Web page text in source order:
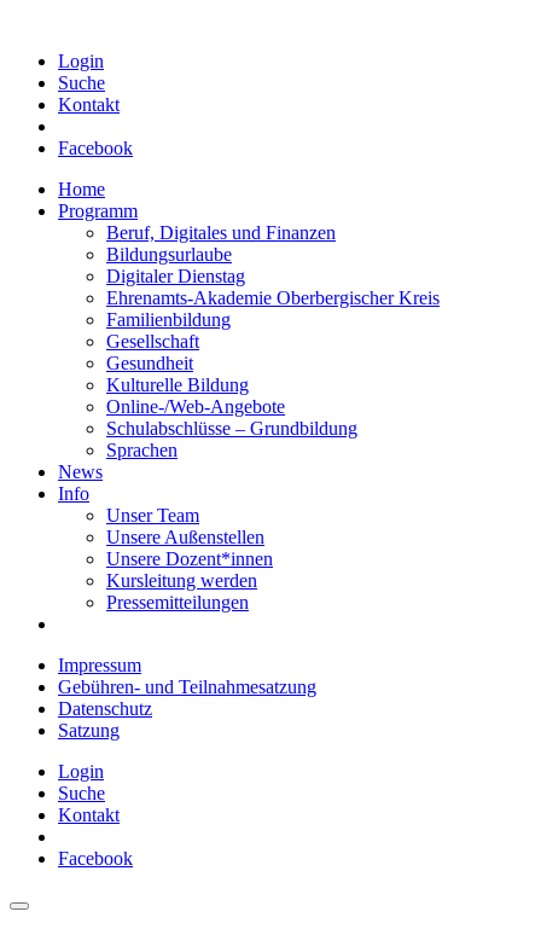
Login
Suche
Kontakt
Facebook
Home
Programm
Beruf, Digitales und Finanzen
Bildungsurlaube
Digitaler Dienstag
Ehrenamts-Akademie Oberbergischer Kreis
Familienbildung
Gesellschaft
Gesundheit
Kulturelle Bildung
Online-/Web-Angebote
Schulabschlüsse – Grundbildung
Sprachen
News
Info
Unser Team
Unsere Außenstellen
Unsere Dozent*innen
Kursleitung werden
Pressemitteilungen
Impressum
Gebühren- und Teilnahmesatzung
Datenschutz
Satzung
Login
Suche
Kontakt
Facebook